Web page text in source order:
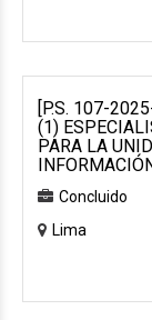
[P.S. 107-
(1)
PARA LA
Concluido
Lima